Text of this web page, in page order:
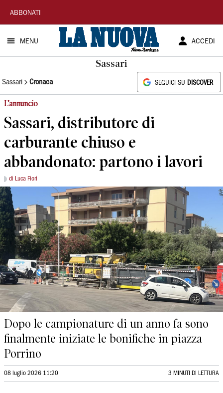
La
Nuova
Sardegna
ABBONATI
MENU ACCEDI
Sassari
Sassari Cronaca SEGUICI SU DISCOVER
L’annuncio
Sassari, distributore di
carburante chiuso e
abbandonato: partono i lavori
di Luca Fiori
Dopo le campionature di un anno fa sono
finalmente iniziate le bonifiche in piazza
Porrino
08 luglio 2026 11:20 3 MINUTI DI LETTURA